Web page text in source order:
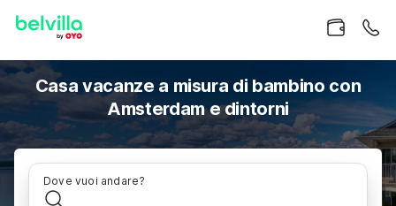
Casa vacanze a misura di bambino con
Amsterdam e dintorni
Dove vuoi andare?